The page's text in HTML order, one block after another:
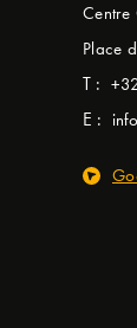
Centre
Place
T :
E :